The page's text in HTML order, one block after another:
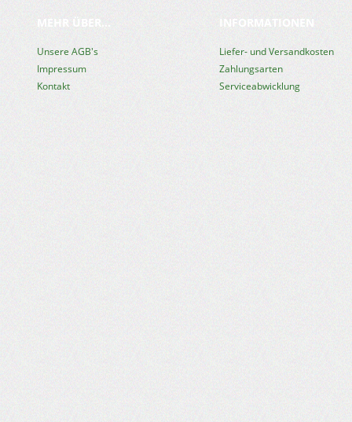
MEHR ÜBER...
Unsere AGB's
Impressum
Kontakt
INFORMATIONEN
Liefer- und Versandkosten
Zahlungsarten
Serviceabwicklung